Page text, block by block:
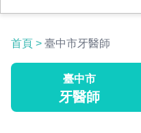
首頁 > 臺中市牙醫師
臺中市
牙醫師